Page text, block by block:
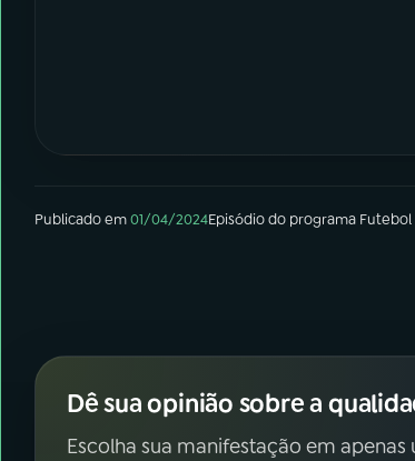
Publicado em01/04/2024Episódiodo programa Futebol
Dê sua opinião sobre a
Escolha sua manifestação em apenas